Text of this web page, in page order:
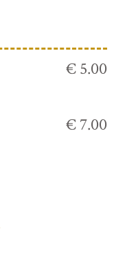
€ 5.00
€ 7.00